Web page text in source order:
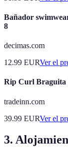
Bañador
8
decimas.com
12.99 EURVer el
Rip Curl Braguita
tradeinn.com
39.99 EURVer el
3.